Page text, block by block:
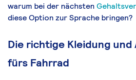
warum bei der nächsten
diese Option zur Sprache bringen?
Die richtige Kleidung
fürs Fahrrad